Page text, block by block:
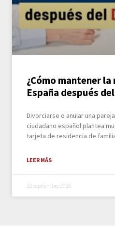
¿Cómo mantener
España después
Divorciarse o anular una
ciudadano español plantea
tarjeta de residencia de
LEER MÁS
23 septiembre 2025